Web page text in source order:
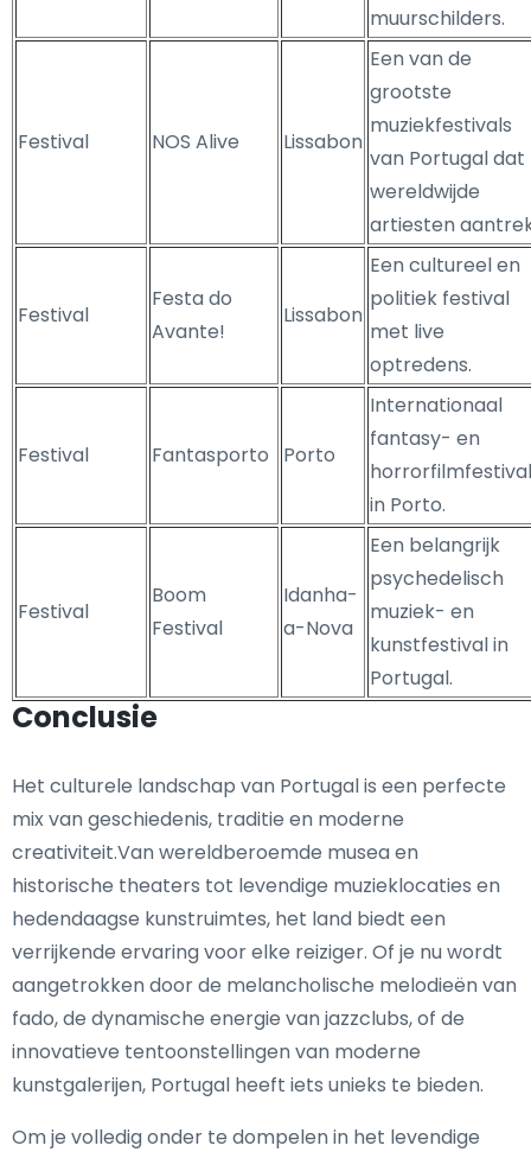
muurschilders.
Festival NOS Alive Lissabon
Een van de
grootste
muziekfestivals
van Portugal dat
wereldwijde
artiesten
Festival
Festa do
Avante!
Lissabon
Een cultureel en
politiek festival
met live
optredens.
Festival Fantasporto Porto
Internationaal
fantasy- en
horrorfilmfestival
in Porto.
Festival
Boom
Festival
Idanha-
a-Nova
Een belangrijk
psychedelisch
muziek- en
kunstfestival in
Portugal.
Conclusie
Het culturele landschap van Portugal is een perfecte
mix van geschiedenis, traditie en moderne
creativiteit.Van wereldberoemde musea en
historische theaters tot levendige muzieklocaties en
hedendaagse kunstruimtes, het land biedt een
verrijkende ervaring voor elke reiziger. Of je nu wordt
aangetrokken door de melancholische melodieën van
fado, de dynamische energie van jazzclubs, of de
innovatieve tentoonstellingen van moderne
kunstgalerijen, Portugal heeft iets unieks te bieden.
Om je volledig onder te dompelen in het levendige